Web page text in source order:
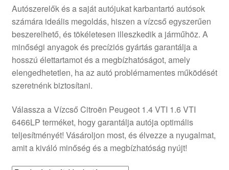
Pénztár
Rólunk
Saját fiókom
Szállítás
Szállítás világszerte
Szekér
Autószerelők és a saját autójukat karbantartó autósok
számára ideális megoldás, hiszen a vízcső egyszerűen
beszerelhető, és tökéletesen illeszkedik a járműhöz. A
minőségi anyagok és precíziós gyártás garantálja a
hosszú élettartamot és a megbízhatóságot, amely
elengedhetetlen, ha az autó problémamentes működését
szeretnénk biztosítani.
Válassza a Vízcső Citroën Peugeot 1.4 VTI 1.6 VTI
6466LP terméket, hogy garantálja autója optimális
teljesítményét! Vásároljon most, és élvezze a nyugalmat,
amit a kiváló minőség és a megbízhatóság nyújt!